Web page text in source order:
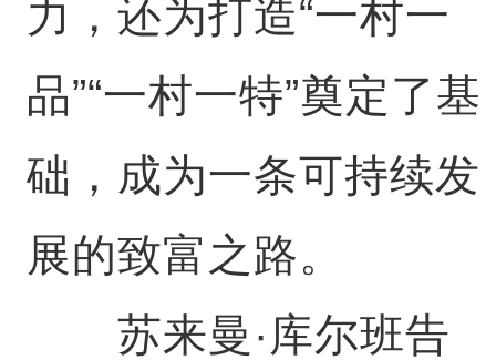
力，还为打造“一村一
品”“一村一特”奠定了基
础，成为一条可持续发
展的致富之路。
苏来曼·库尔班告